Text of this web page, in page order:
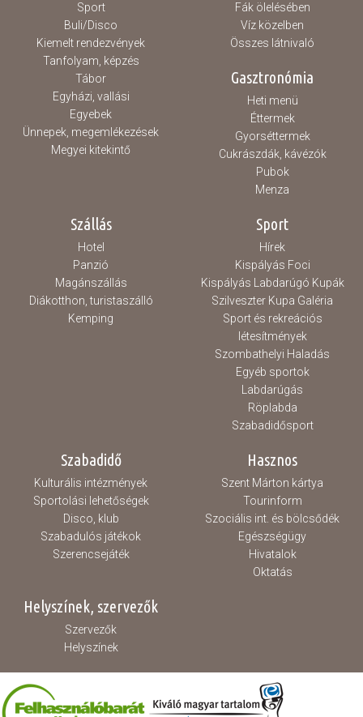
Sport
Buli/Disco
Kiemelt rendezvények
Tanfolyam, képzés
Tábor
Egyházi, vallási
Egyebek
Ünnepek, megemlékezések
Megyei kitekintő
Fák ölelésében
Víz közelben
Összes látnivaló
Gasztronómia
Heti menü
Éttermek
Gyorséttermek
Cukrászdák, kávézók
Pubok
Menza
Szállás
Hotel
Panzió
Magánszállás
Diákotthon, turistaszálló
Kemping
Sport
Hírek
Kispályás Foci
Kispályás Labdarúgó Kupák
Szilveszter Kupa Galéria
Sport és rekreációs
létesítmények
Szombathelyi Haladás
Egyéb sportok
Labdarúgás
Röplabda
Szabadidősport
Szabadidő
Kulturális intézmények
Sportolási lehetőségek
Disco, klub
Szabadulós játékok
Szerencsejáték
Hasznos
Szent Márton kártya
Tourinform
Szociális int. és bölcsődék
Egészségügy
Hivatalok
Oktatás
Helyszínek, szervezők
Szervezők
Helyszínek